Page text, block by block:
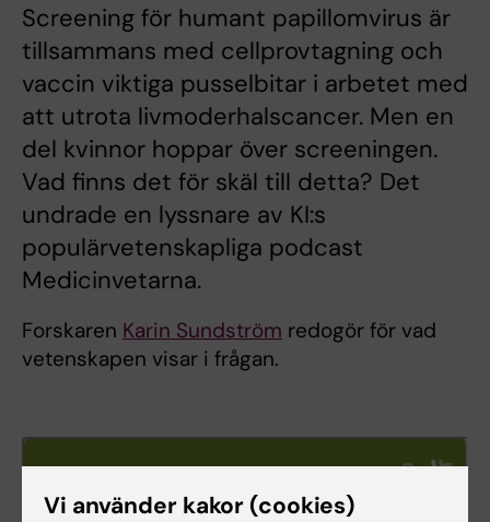
Screening för humant papillomvirus är
tillsammans med cellprovtagning och
vaccin viktiga pusselbitar i arbetet med
att utrota livmoderhalscancer. Men en
del kvinnor hoppar över screeningen.
Vad finns det för skäl till detta? Det
undrade en lyssnare av KI:s
populärvetenskapliga podcast
Medicinvetarna.
Forskaren Karin Sundström redogör för vad
vetenskapen visar i frågan.
Vi använder kakor (cookies)